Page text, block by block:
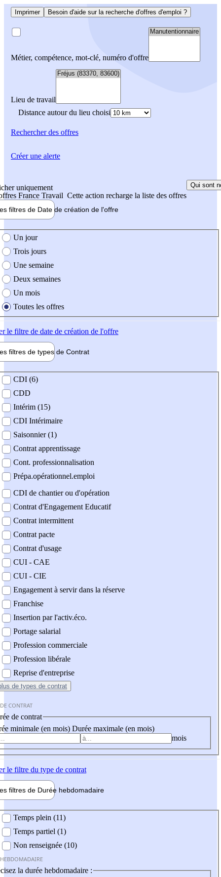
Imprimer Besoin d'aide sur la recherche d'offres d'emploi ?
Métier, compétence, mot-clé, numéro d'offre
Lieu de travail
Distance autour du lieu choisi
Rechercherdes offres
uniquement
France Travail Cette action recharge la liste des offres
Qui sont
filtres de Date de création de l'offre
création de l'offre
Un jour
Trois jours
Une semaine
Deux semaines
Un mois
Toutes les offres
le filtre de date de création de l'offre
filtres de types de Contrat
contrat
CDI (6)
CDD
Intérim (15)
CDI Intérimaire
Saisonnier (1)
Contrat apprentissage
Cont. professionnalisation
Prépa.opérationnel.emploi
CDI de chantier ou d'opération
Contrat d'Engagement Educatif
Contrat intermittent
Contrat pacte
Contrat d'usage
CUI - CAE
CUI - CIE
Engagement à servir dans la réserve
Franchise
Insertion par l'activ.éco.
Portage salarial
Profession commerciale
Profession libérale
Reprise d'entreprise
de types de contrat
CONTRAT
de contrat
minimale (en mois) Durée maximale (en mois)
mois
le filtre du type de contrat
filtres de Durée hebdomadaire
Temps plein (11)
Temps partiel (1)
Non renseignée (10)
la durée hebdomadaire :
Créer une alerte